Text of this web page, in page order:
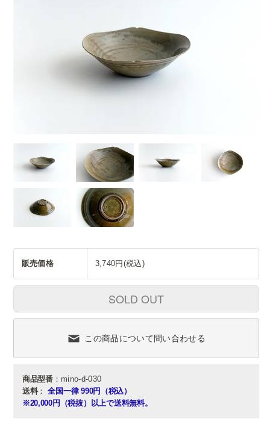
販売価格 3,740円(税込)
SOLD OUT
この商品について問い合わせる
商品型番：mino-d-030
送料： 全国一律 990円（税込）
※20,000円（税抜）以上で送料無料。